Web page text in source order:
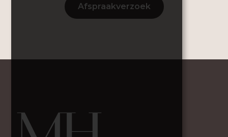
Afspraakverzoek